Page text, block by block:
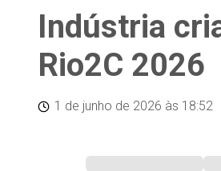
Indústria
Rio2C 2026
1 de junho de 2026 às 18:52